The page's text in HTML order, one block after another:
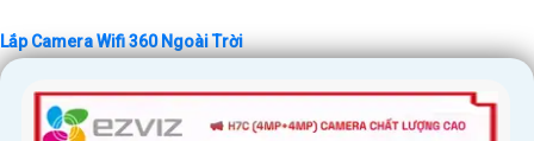
Lắp Camera Wifi 360 Ngoài Trời